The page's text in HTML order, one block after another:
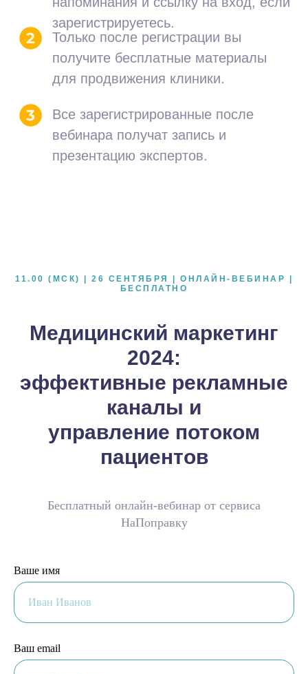
11.00 (МСК) | 26 СЕНТЯБРЯ | ОНЛАЙН-ВЕБИНАР |
БЕСПЛАТНО
Медицинский маркетинг
2024:
эффективные рекламные
каналы и
управление потоком
пациентов
Бесплатный онлайн-вебинар от сервиса
НаПоправку
Ваше имя
Ваш email